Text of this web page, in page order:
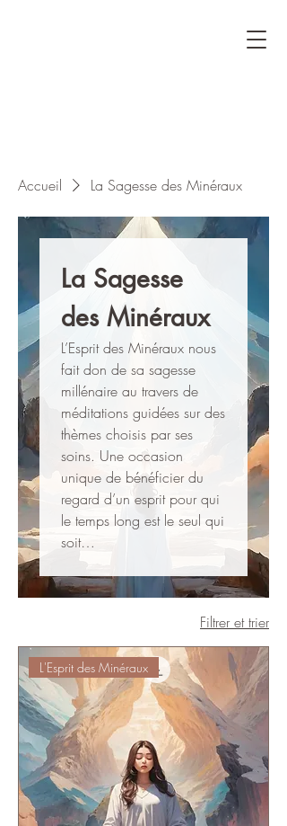
Accueil La Sagesse des Minéraux
La Sagesse
des Minéraux
L’Esprit des Minéraux nous
fait don de sa sagesse
millénaire au travers de
méditations guidées sur des
thèmes choisis par ses
soins. Une occasion
unique de bénéficier du
regard d’un esprit pour qui
le temps long est le seul qui
soit…
Filtrer et trier
L'Esprit des Minéraux